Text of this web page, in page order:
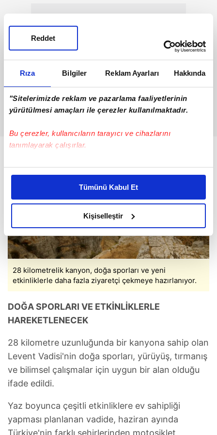
Rıza Bilgiler Reklam Ayarları Hakkında
"Sitelerimizde reklam ve pazarlama faaliyetlerinin
yürütülmesi amaçları ile çerezler kullanılmaktadır.
Bu çerezler, kullanıcıların tarayıcı ve cihazlarını
tanımlayarak çalışırlar.
Bu çerezlere izin vermeniz halinde sizlere özel
daha iyi reklam deneyimi yaşatabiliriz. Bunu yaparken
amacımızın size daha iyi bir reklam deneyimi sunmak
olduğunu ve sizlere en iyi içerikleri sunabilmek adına
elimizden gelen çabayı gösterdiğimizi ve bu noktada,
reklamların maliyetlerimizi karşılamak noktasında tek gelir
kalemimiz olduğunu sizlere hatırlatmak isteriz.
Her halükârda, kullanıcılar, bu çerezlere izin vermedikleri
takdirde, kullanıcılara hedefli reklamlar
Sizlere daha iyi bir hizmet sunabilmek için İnternet
kullanılmaktadır. Bu çerezler vasıtasıyla çeşitli kişisel
verileriniz işlenmekte olup gerekli olan çerezler bilgi
toplumu hizmetlerinin sunulması amacıyla
kullanılmaktadır. Diğer çerezler, sitemizin daha işlevsel
kılınması ve kişiselleştirilmesi ve sizlere yönelik
reklam/pazarlama faaliyetlerinin yapılması, amaçlarıyla
sınırlı olarak açık rızanız dahilinde kullanılacaktır.
Tümünü Kabul Et
Kişiselleştir
Reddet
28 kilometrelik kanyon, doğa sporları ve yeni
etkinliklerle daha fazla ziyaretçi çekmeye hazırlanıyor.
DOĞA SPORLARI VE ETKİNLİKLERLE
HAREKETLENECEK
28 kilometre uzunluğunda bir kanyona sahip olan
Levent Vadisi'nin doğa sporları, yürüyüş, tırmanış
ve bilimsel çalışmalar için uygun bir alan olduğu
ifade edildi.
Yaz boyunca çeşitli etkinliklere ev sahipliği
yapması planlanan vadide, haziran ayında
Türkiye'nin farklı şehirlerinden motosiklet